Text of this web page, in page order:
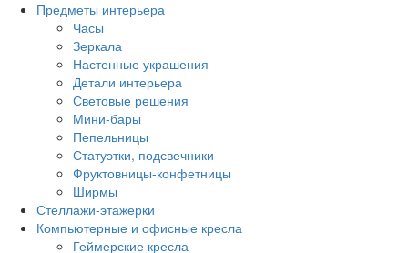
Предметы интерьера
Часы
Зеркала
Настенные украшения
Детали интерьера
Световые решения
Мини-бары
Пепельницы
Статуэтки, подсвечники
Фруктовницы-конфетницы
Ширмы
Стеллажи-этажерки
Компьютерные и офисные кресла
Геймерские кресла